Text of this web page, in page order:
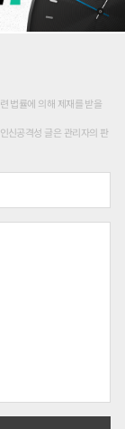
법률에 의해 제재를 받을
신공격성 글은 관리자의 판